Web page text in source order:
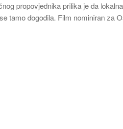
propovjednika prilika je da lokalna
tamo dogodila. Film nominiran za